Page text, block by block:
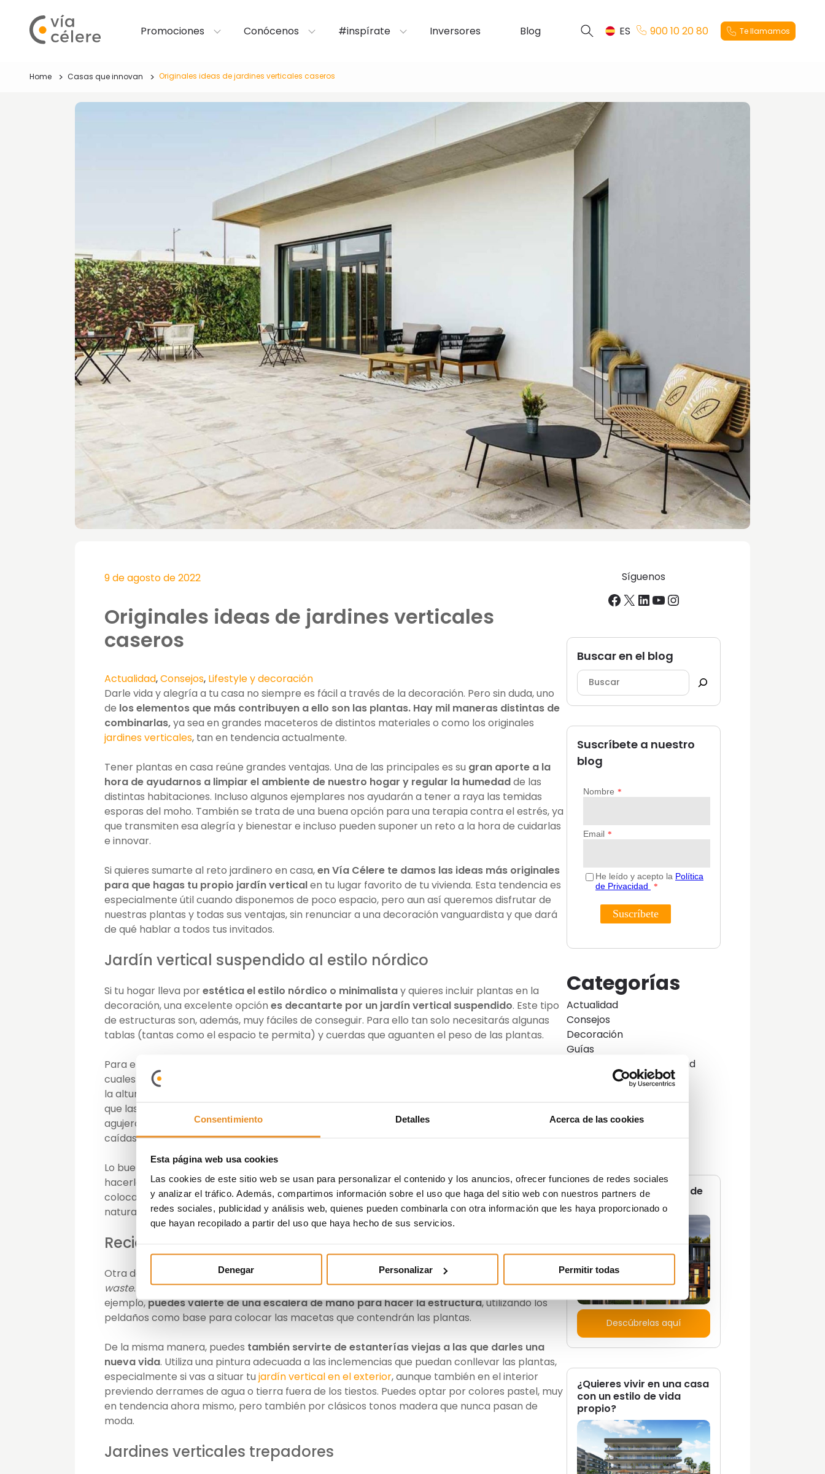
Consentimiento Detalles Acerca de las cookies
Esta página web usa cookies
Las cookies de este sitio web se usan para personalizar el contenido y los anuncios, ofrecer funciones de redes sociales
y analizar el tráfico. Además, compartimos información sobre el uso que haga del sitio web con nuestros partners de
redes sociales, publicidad y análisis web, quienes pueden combinarla con otra información que les haya proporcionado o
que hayan recopilado a partir del uso que haya hecho de sus servicios.
Denegar Personalizar Permitir todas
Promociones Conócenos #inspírate Inversores Blog ES 900 10 20 80 Te llamamos
Home Casas que innovan Originales ideas de jardines verticales caseros
9 de agosto de 2022
Originales ideas de jardines verticales
caseros
Actualidad,Consejos, Lifestyle y decoración
Darle vida y alegría a tu casa no siempre es fácil a través de la decoración. Pero sin duda, uno
de los elementos que más contribuyen a ello son las plantas. Hay mil maneras distintas de
combinarlas,ya sea en grandes maceteros de distintos materiales o como los originales
jardines verticales, tan en tendencia actualmente.
Tener plantas en casa reúne grandes ventajas. Una de las principales es su gran aporte a la
hora de ayudarnos a limpiar el ambiente de nuestro hogar y regular la humedadde las
distintas habitaciones. Incluso algunos ejemplares nos ayudarán a tener a raya las temidas
esporas del moho. También se trata de una buena opción para una terapia contra el estrés, ya
que transmiten esa alegría y bienestar e incluso pueden suponer un reto a la hora de cuidarlas
e innovar.
Si quieres sumarte al reto jardinero en casa,en Vía Célere te damos las ideas más originales
para que hagas tu propio jardín verticalen tu lugar favorito de tu vivienda. Esta tendencia es
especialmente útil cuando disponemos de poco espacio, pero aun así queremos disfrutar de
nuestras plantas y todas sus ventajas, sin renunciar a una decoración vanguardista y que dará
de qué hablar a todos tus invitados.
Jardín vertical suspendido al estilo nórdico
Si tu hogar lleva porestética el estilo nórdico o minimalistay quieres incluir plantas en la
decoración, una excelente opción es decantarte por un jardín vertical suspendido. Este tipo
de estructuras son, además, muy fáciles de conseguir. Para ello tan solo necesitarás algunas
tablas (tantas como el espacio te permita) y cuerdas que aguanten el peso de las plantas.
Para el montaje, necesitas hacer en cada extremo de la tabla dos orificios a través de los
cuales pueda pasar la cuerda que una unas tablas con otras. Recuerda que es importante fijar
la altura de cada tabla y para ello puedes, por ejemplo, valerte de nudos. Para asegurarte de
que las plantas estén lo más seguras posible en esta estructura también podrás hacer unos
agujeros con el tamaño de las macetas para introducirlas y que queden libres de posibles
caídas.
Lo bueno de este tipo de jardín vertical, además de su originalidad y sencillez y de que puedas
hacerlo tú mismo en casa, es quees válido tanto para exterior como para interior. Puedes
colocarlo en el salón, la cocina o incluso en el porche de tu casa para dar ese toque distinto y
natural.
Recicla para hacer tu propio jardín vertical
Otra de las tendencias que se fusionan con la de los jardines verticales es la del reciclaje o
zero
waste. Y es que fabricar tu propia estructura es fácil con muebles viejos y maceteros. Por
ejemplo,puedes valerte de una escalera de mano para hacer la estructura, utilizando los
peldaños como base para colocar las macetas que contendrán las plantas.
De la misma manera, puedes también servirte de estanterías viejas a las que darles una
nueva vida. Utiliza una pintura adecuada a las inclemencias que puedan conllevar las plantas,
especialmente si vas a situar tu jardín vertical en el exterior, aunque también en el interior
previendo derrames de agua o tierra fuera de los tiestos. Puedes optar por colores pastel, muy
en tendencia ahora mismo, pero también por clásicos tonos madera que nunca pasan de
moda.
Jardines verticales trepadores
Síguenos
Facebook
X LinkedIn
YouTube
Instagram
Buscar en el blog
Suscríbete a nuestro
blog
Categorías
Actualidad
Consejos
Decoración
Guías
Innovación y sostenibilidad
Podcast
No te pierdas ninguna de
nuestrasguías
Descúbrelas aquí
¿Quieres vivir en una casa
con un estilo de vida
propio?